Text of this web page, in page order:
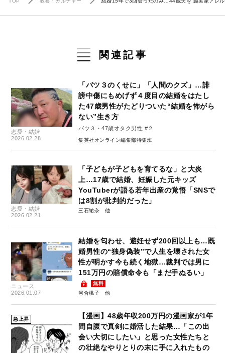
関連記事
恋愛・結婚
2026.02.28
「バツ３のくせに」「人間のクズ」…誹
謗中傷にもめげず４度目の結婚をはたし
た47歳男性がたどりついた“結婚を怖がら
ない”生き方
バツ３・47歳オタク男性 #２
集英社オンライン編集部特集班
恋愛・結婚
2026.02.21
「子どもが子どもを育てるな」と大炎
上…17歳で結婚、妊娠した元キッズ
YouTuberが語る若年出産の覚悟「SNSで
は8割が批判的だった」
三石祐奈
ニュース
2026.01.07
結婚を匂わせ、避妊せず200回以上も…既
婚男性の“独身偽装”で人生を壊された女
性が明かす今も続く地獄…裁判では男に
151万円の賠償命令も「まだ手ぬるい」
無料
河合桃子
急上昇
【漫画】48歳年収200万円の漫画家が1年
間自腹で真剣に婚活した結果…「この出
会い大切にしたい」と思った女性たちと
の壮絶なやりとりの末に手に入れたもの